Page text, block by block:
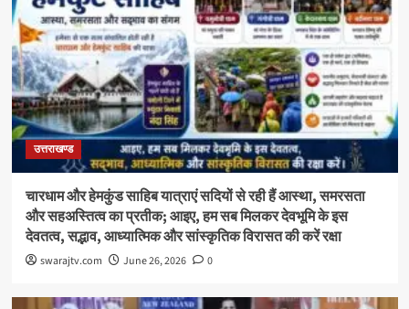
उत्तराखण्ड
चारधाम और हेमकुंड साहिब यात्राएं सदियों से रही हैं आस्था, समरसता
और सहअस्तित्व का प्रतीक; आइए, हम सब मिलकर देवभूमि के इस
देवतत्व, सद्भाव, आध्यात्मिक और सांस्कृतिक विरासत की करें रक्षा
swarajtv.com June 26, 2026 0